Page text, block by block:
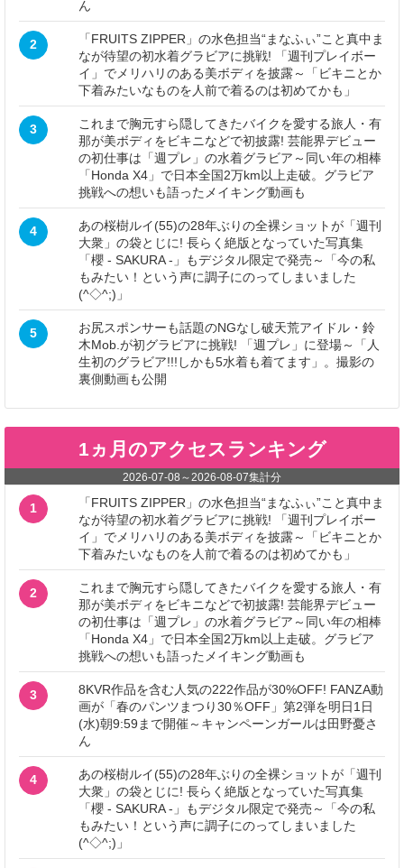
ん
2
「FRUITS ZIPPER」の水色担当“まなふぃ”こと真中ま
なが待望の初水着グラビアに挑戦! 「週刊プレイボー
イ」でメリハリのある美ボディを披露～「ビキニとか
下着みたいなものを人前で着るのは初めてかも」
3
これまで胸元すら隠してきたバイクを愛する旅人・有
那が美ボディをビキニなどで初披露! 芸能界デビュー
の初仕事は「週プレ」の水着グラビア～同い年の相棒
「Honda X4」で日本全国2万km以上走破。グラビア
挑戦への想いも語ったメイキング動画も
4
あの桜樹ルイ(55)の28年ぶりの全裸ショットが「週刊
大衆」の袋とじに! 長らく絶版となっていた写真集
「櫻 - SAKURA -」もデジタル限定で発売～「今の私
もみたい！という声に調子にのってしまいました
(^◇^;)」
5
お尻スポンサーも話題のNGなし破天荒アイドル・鈴
木Mob.が初グラビアに挑戦! 「週プレ」に登場～「人
生初のグラビア!!!しかも5水着も着てます」。撮影の
裏側動画も公開
1ヵ月のアクセスランキング
2026-07-08 ～2026-08-07集計分
1
「FRUITS ZIPPER」の水色担当“まなふぃ”こと真中ま
なが待望の初水着グラビアに挑戦! 「週刊プレイボー
イ」でメリハリのある美ボディを披露～「ビキニとか
下着みたいなものを人前で着るのは初めてかも」
2
これまで胸元すら隠してきたバイクを愛する旅人・有
那が美ボディをビキニなどで初披露! 芸能界デビュー
の初仕事は「週プレ」の水着グラビア～同い年の相棒
「Honda X4」で日本全国2万km以上走破。グラビア
挑戦への想いも語ったメイキング動画も
3
8KVR作品を含む人気の222作品が30%OFF! FANZA動
画が「春のパンツまつり30％OFF」第2弾を明日1日
(水)朝9:59まで開催～キャンペーンガールは田野憂さ
ん
4
あの桜樹ルイ(55)の28年ぶりの全裸ショットが「週刊
大衆」の袋とじに! 長らく絶版となっていた写真集
「櫻 - SAKURA -」もデジタル限定で発売～「今の私
もみたい！という声に調子にのってしまいました
(^◇^;)」